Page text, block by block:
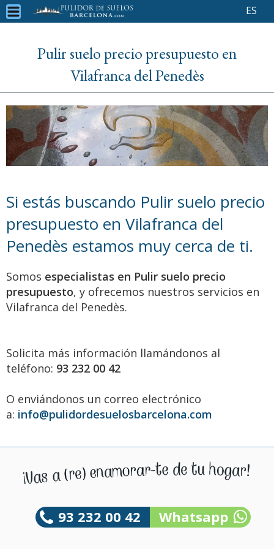
ES
Pulir suelo precio presupuesto en
Vilafranca del Penedès
Si estás buscando Pulir suelo precio
presupuesto en Vilafranca del
Penedès estamos muy cerca de ti.
Somos especialistas en Pulir suelo precio
presupuesto, y ofrecemos nuestros servicios en
Vilafranca del Penedès.
Solicita más información llamándonos al
teléfono: 93 232 00 42
O enviándonos un correo electrónico
a: info@pulidordesuelosbarcelona.com
93 232 00 42 Whatsapp